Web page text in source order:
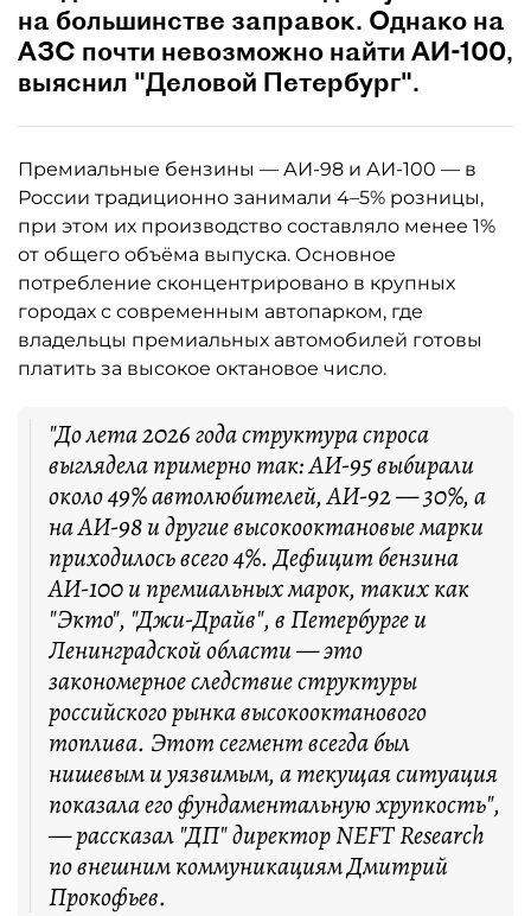
на большинстве заправок. Однако на
АЗС почти невозможно найти АИ-100,
выяснил "Деловой Петербург".
Премиальные бензины — АИ-98 и АИ-100 — в
России традиционно занимали 4–5% розницы,
при этом их производство составляло менее 1%
от общего объёма выпуска. Основное
потребление сконцентрировано в крупных
городах с современным автопарком, где
владельцы премиальных автомобилей готовы
платить за высокое октановое число.
"До лета 2026 года структура спроса
выглядела примерно так: АИ-95 выбирали
около 49% автолюбителей, АИ-92 — 30%, а
на АИ-98 и другие высокооктановые марки
приходилось всего 4%. Дефицит бензина
АИ-100 и премиальных марок, таких как
"Экто", "Джи-Драйв", в Петербурге и
Ленинградской области — это
закономерное следствие структуры
российского рынка высокооктанового
топлива. Этот сегмент всегда был
нишевым и уязвимым, а текущая ситуация
показала его фундаментальную хрупкость",
— рассказал "ДП" директор NEFT Research
по внешним коммуникациям Дмитрий
Прокофьев.